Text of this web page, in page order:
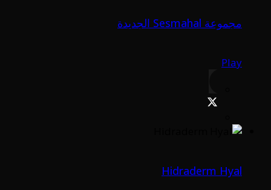
مجموعة Sesmahal الجديدة
Play
Hidraderm Hyal